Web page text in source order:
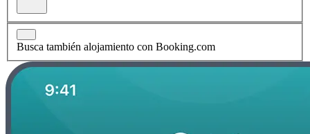
Busca también alojamiento con Booking.com